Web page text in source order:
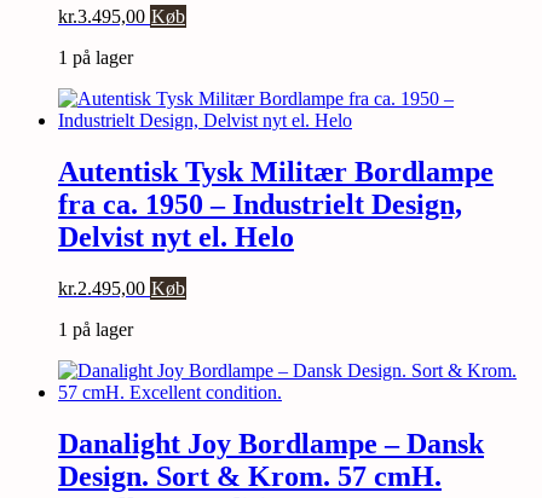
kr.3.495,00 Køb
1 på lager
Autentisk Tysk Militær Bordlampe
fra ca. 1950 – Industrielt Design,
Delvist nyt el. Helo
kr.2.495,00 Køb
1 på lager
Danalight Joy Bordlampe – Dansk
Design. Sort & Krom. 57 cmH.